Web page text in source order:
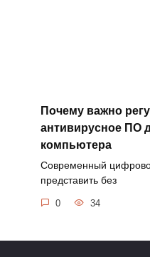
Почему важно
антивирусное ПО
компьютера
Современный
представить без
0 34